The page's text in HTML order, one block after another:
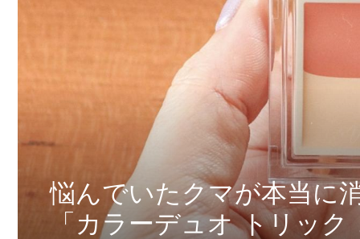
悩んでいたクマが本当に
「カラーデュオ トリッ